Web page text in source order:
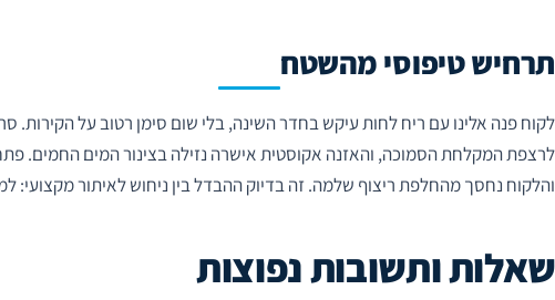
תרחיש טיפוסי מהשטח
לקוח פנה אלינו עם ריח לחות עיקש בחדר השינה, בלי שום סימן רטוב על הקירות.
לרצפת המקלחת הסמוכה, והאזנה אקוסטית אישרה נזילה בצינור המים החמים.
והלקוח נחסך מהחלפת ריצוף שלמה. זה בדיוק ההבדל בין ניחוש לאיתור מקצועי:
שאלות ותשובות נפוצות